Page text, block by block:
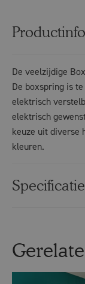
De veelzijdige
De boxspring is
elektrisch
elektrisch
keuze uit diverse
kleuren.